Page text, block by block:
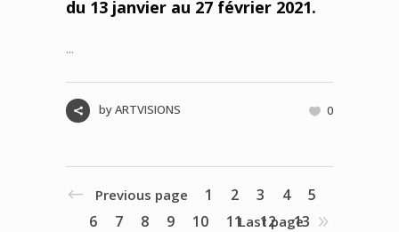
du 13 janvier au 27 février 2021.
...
byARTVISIONS 0
Previous page 1 2 3 4
5
6
7 8 9 10 11 12
13
Last page